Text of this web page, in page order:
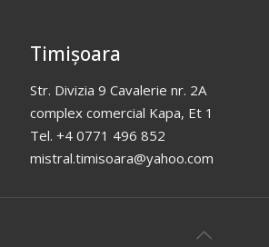
Timișoara
Str. Divizia 9 Cavalerie nr. 2A
complex comercial Kapa, Et 1
Tel. +4 0771 496 852
mistral.timisoara@yahoo.com